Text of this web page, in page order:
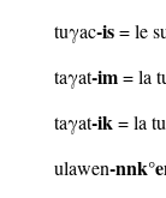
tuγac-is= le
taγat-im= la
taγat-ik = la
ulawen-